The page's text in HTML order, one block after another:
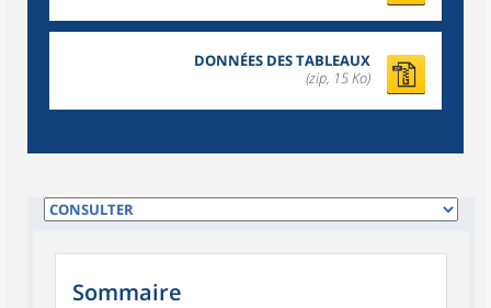
DONNÉES DES TABLEAUX
(zip, 15 Ko)
Sommaire